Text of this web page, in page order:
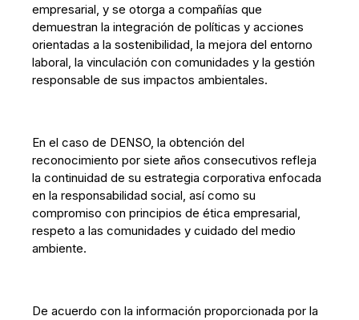
empresarial, y se otorga a compañías que
demuestran la integración de políticas y acciones
orientadas a la sostenibilidad, la mejora del entorno
laboral, la vinculación con comunidades y la gestión
responsable de sus impactos ambientales.
En el caso de DENSO, la obtención del
reconocimiento por siete años consecutivos refleja
la continuidad de su estrategia corporativa enfocada
en la responsabilidad social, así como su
compromiso con principios de ética empresarial,
respeto a las comunidades y cuidado del medio
ambiente.
De acuerdo con la información proporcionada por la